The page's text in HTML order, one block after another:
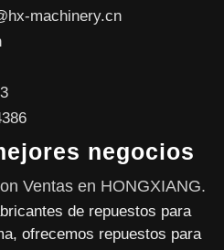
machinery.cn
negocios
Ventas en HONGXIANG.
de repuestos para
ofrecemos repuestos para